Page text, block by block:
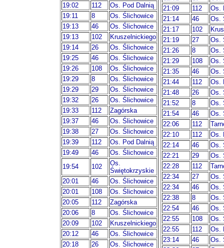
19:02
112
Os. Pod Dalnią
19:11
8
Os. Ślichowice
19:13
46
Os. Ślichowice
19:13
102
Kruszelnickiego
19:14
26
Os. Ślichowice
19:25
46
Os. Ślichowice
19:26
108
Os. Ślichowice
19:29
8
Os. Ślichowice
19:29
29
Os. Ślichowice
19:32
26
Os. Ślichowice
19:33
112
Zagórska
19:37
46
Os. Ślichowice
19:38
27
Os. Ślichowice
19:39
112
Os. Pod Dalnią
19:49
46
Os. Ślichowice
19:54
102
Os.
Świętokrzyskie
20:01
46
Os. Ślichowice
20:01
108
Os. Ślichowice
20:05
112
Zagórska
20:06
8
Os. Ślichowice
20:09
102
Kruszelnickiego
20:12
46
Os. Ślichowice
20:18
26
Os. Ślichowice
21:09
112
Os.
21:14
46
Os.
21:17
102
21:19
27
Os.
21:26
8
Os.
21:29
108
Os.
21:35
46
Os.
21:44
112
Os.
21:48
26
Os.
21:52
8
Os.
21:54
46
Os.
22:06
112
22:10
112
Os.
22:14
46
Os.
22:21
29
Os.
22:28
112
22:34
27
Os.
22:34
46
Os.
22:38
8
Os.
22:54
46
Os.
22:55
108
Os.
22:55
112
Os.
23:14
46
Os.